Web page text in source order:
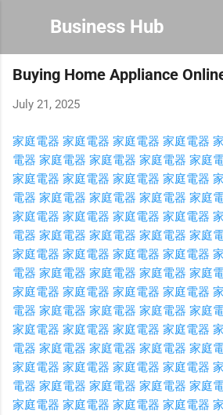
Skip to main content
Business Hub
Buying Home Appliance
July 21, 2025
家庭電器 家庭電器 家庭電器 家庭電器
電器 家庭電器 家庭電器 家庭電器 家庭
家庭電器 家庭電器 家庭電器 家庭電器
電器 家庭電器 家庭電器 家庭電器 家庭
家庭電器 家庭電器 家庭電器 家庭電器
電器 家庭電器 家庭電器 家庭電器 家庭
家庭電器 家庭電器 家庭電器 家庭電器
電器 家庭電器 家庭電器 家庭電器 家庭
家庭電器 家庭電器 家庭電器 家庭電器
電器 家庭電器 家庭電器 家庭電器 家庭
家庭電器 家庭電器 家庭電器 家庭電器
電器 家庭電器 家庭電器 家庭電器 家庭
家庭電器 家庭電器 家庭電器 家庭電器
電器 家庭電器 家庭電器 家庭電器 家庭
家庭電器 家庭電器 家庭電器 家庭電器